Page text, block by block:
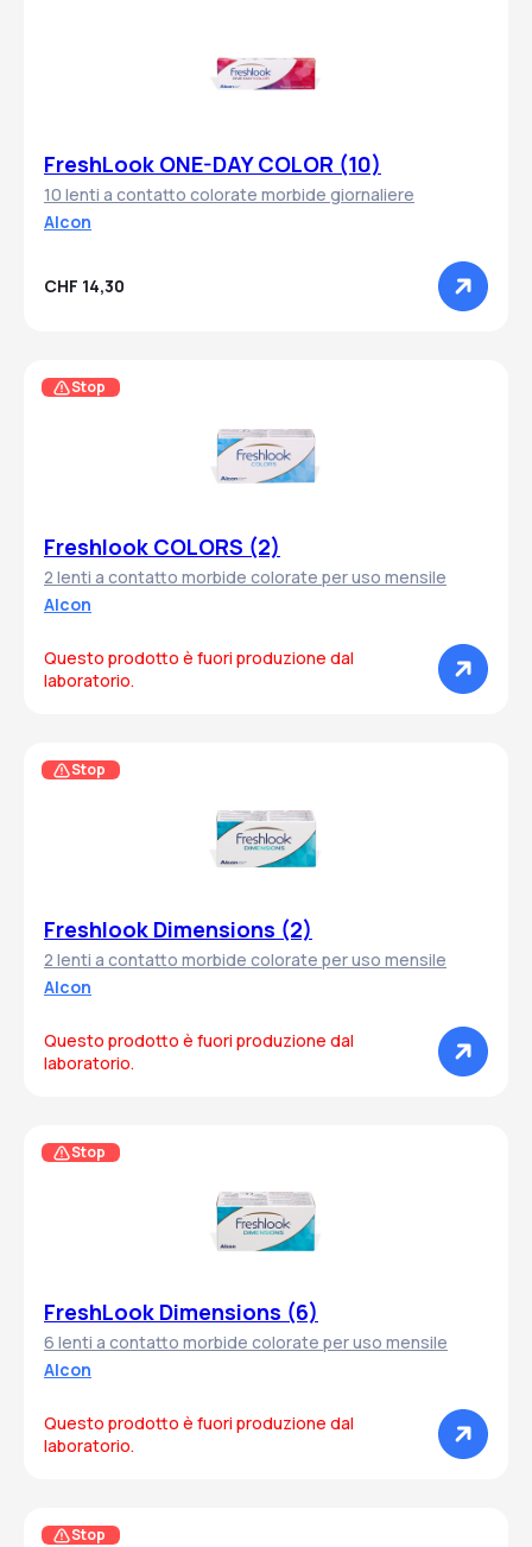
FreshLook ONE-DAY COLOR (10)
10 lenti a contatto colorate morbide giornaliere
Alcon
CHF 14,30
Freshlook COLORS (2)
2 lenti a contatto morbide colorate per uso mensile
Alcon
Questo prodotto è fuori produzione dal
laboratorio.
Stop
Freshlook Dimensions (2)
2 lenti a contatto morbide colorate per uso mensile
Alcon
Questo prodotto è fuori produzione dal
laboratorio.
Stop
FreshLook Dimensions (6)
6 lenti a contatto morbide colorate per uso mensile
Alcon
Questo prodotto è fuori produzione dal
laboratorio.
Stop
Stop